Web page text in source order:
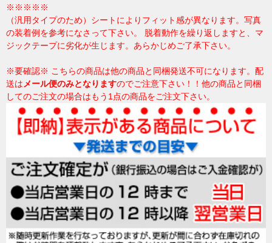
※※※※※
（汎用タイプのため）シートによりフィット感が異なります。写真
の装着例を参考になさって下さい。 脱着動作を繰り返しますと、マ
ジックテープに劣化が生じます。あらかじめご了承下さい。
※要確認※ こちらの商品は他の商品と同梱発送不可になります。配
送は メール便のみとなりますのでご注意下さい！！他の商品と同梱
してのご注文の場合はもう1点の商品をご注文下さい。